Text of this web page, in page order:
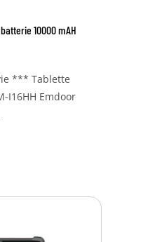
10000 mAH
*** Tablette
I16HH Emdoor